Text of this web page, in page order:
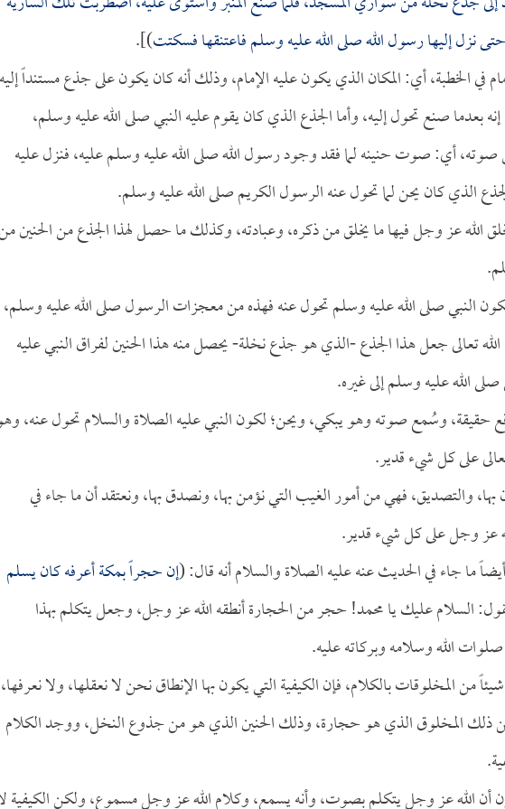
نزل إليها رسول الله صلى الله عليه وسلم فاعتنقها فسكتت)].
في الخطبة، أي: المكان الذي يكون عليه الإمام، وذلك أنه كان يكون على جذع مستنداً
بعدما صنع تحول إليه، وأما الجذع الذي كان يقوم عليه النبي صلى الله عليه وسلم،
أي: صوت حنينه لما فقد وجود رسول الله صلى الله عليه وسلم عليه، فنزل عليه
الذي كان يحن لما تحول عنه الرسول الكريم صلى الله عليه وسلم.
الله عز وجل فيها ما يخلق من ذكره، وعبادته، وكذلك ما حصل لهذا الجذع من الحنين
النبي صلى الله عليه وسلم تحول عنه فهذه من معجزات الرسول صلى الله عليه وسلم،
تعالى جعل هذا الجذع -الذي هو جذع نخلة- يحصل منه هذا الحنين لفراق النبي عليه
الله عليه وسلم إلى غيره.
حقيقة، وسُمع صوته وهو يبكي، ويحن؛ لكون النبي عليه الصلاة والسلام تحول عنه،
على كل شيء قدير.
والتصديق، فهي من أمور الغيب التي نؤمن بها، ونصدق بها، ونعتقد أن ما جاء في
عز وجل على كل شيء قدير.
جاء في الحديث عنه عليه الصلاة والسلام أنه قال: (إن حجراً بمكة أعرفه كان يسلم
السلام عليك يا محمد! حجر من الحجارة أنطقه الله عز وجل، وجعل يتكلم بهذا
الله وسلامه وبركاته عليه.
من المخلوقات بالكلام، فإن الكيفية التي يكون بها الإنطاق نحن لا نعقلها، ولا نعرفها،
ذلك المخلوق الذي هو حجارة، وذلك الحنين الذي هو من جذوع النخل، ووجد الكلام
أن الله عز وجل يتكلم بصوت، وأنه يسمع، وكلام الله عز وجل مسموع، ولكن الكيفية